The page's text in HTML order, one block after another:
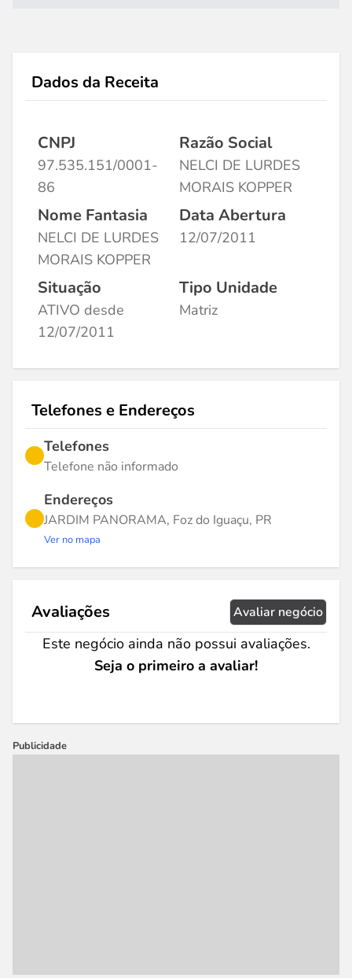
Dados da Receita
CNPJ
97.535.151/0001-
86
Razão Social
NELCI DE LURDES
MORAIS KOPPER
Nome Fantasia
NELCI DE LURDES
MORAIS KOPPER
Data Abertura
12/07/2011
Situação
ATIVO desde
12/07/2011
Tipo Unidade
Matriz
Telefones e Endereços
Telefones
Telefone não informado
Endereços
JARDIM PANORAMA, Foz do Iguaçu, PR
Ver no mapa
Avaliações Avaliar negócio
Este negócio ainda não possui avaliações.
Seja o primeiro a avaliar!
Publicidade